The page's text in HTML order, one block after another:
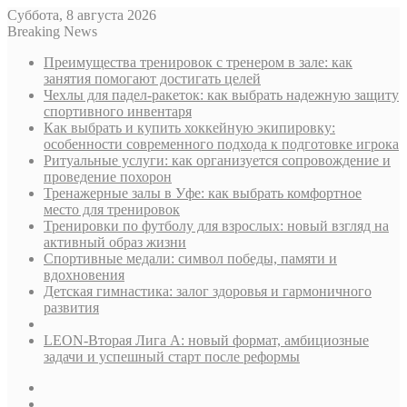
Суббота, 8 августа 2026
Breaking News
Преимущества тренировок с тренером в зале: как
занятия помогают достигать целей
Чехлы для падел-ракеток: как выбрать надежную защиту
спортивного инвентаря
Как выбрать и купить хоккейную экипировку:
особенности современного подхода к подготовке игрока
Ритуальные услуги: как организуется сопровождение и
проведение похорон
Тренажерные залы в Уфе: как выбрать комфортное
место для тренировок
Тренировки по футболу для взрослых: новый взгляд на
активный образ жизни
Спортивные медали: символ победы, памяти и
вдохновения
Детская гимнастика: залог здоровья и гармоничного
развития
LEON-Вторая Лига А: новый формат, амбициозные
задачи и успешный старт после реформы